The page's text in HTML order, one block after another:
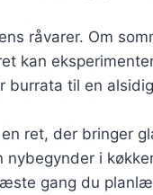
råvarer. Om
kan
til en
ret, der bringer
i
gang du